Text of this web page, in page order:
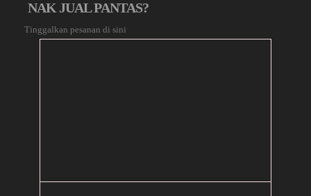
NAK JUAL PANTAS?
Tinggalkan pesanan di sini